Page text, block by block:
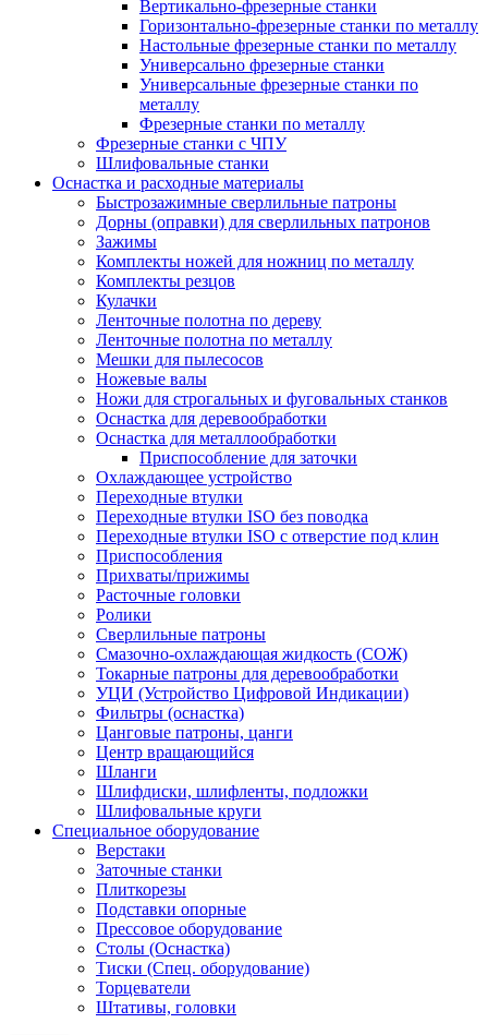
Вертикально-фрезерные станки
Горизонтально-фрезерные станки по металлу
Настольные фрезерные станки по металлу
Универсально фрезерные станки
Универсальные фрезерные станки по
металлу
Фрезерные станки по металлу
Фрезерные станки с ЧПУ
Шлифовальные станки
Оснастка и расходные материалы
Быстрозажимные сверлильные патроны
Дорны (оправки) для сверлильных патронов
Зажимы
Комплекты ножей для ножниц по металлу
Комплекты резцов
Кулачки
Ленточные полотна по дереву
Ленточные полотна по металлу
Мешки для пылесосов
Ножевые валы
Ножи для строгальных и фуговальных станков
Оснастка для деревообработки
Оснастка для металлообработки
Приспособление для заточки
Охлаждающее устройство
Переходные втулки
Переходные втулки ISO без поводка
Переходные втулки ISO с отверстие под клин
Приспособления
Прихваты/прижимы
Расточные головки
Ролики
Сверлильные патроны
Смазочно-охлаждающая жидкость (СОЖ)
Токарные патроны для деревообработки
УЦИ (Устройство Цифровой Индикации)
Фильтры (оснастка)
Цанговые патроны, цанги
Центр вращающийся
Шланги
Шлифдиски, шлифленты, подложки
Шлифовальные круги
Специальное оборудование
Верстаки
Заточные станки
Плиткорезы
Подставки опорные
Прессовое оборудование
Столы (Оснастка)
Тиски (Спец. оборудование)
Торцеватели
Штативы, головки